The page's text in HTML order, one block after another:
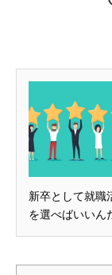
新卒として就職
を選べばいいん